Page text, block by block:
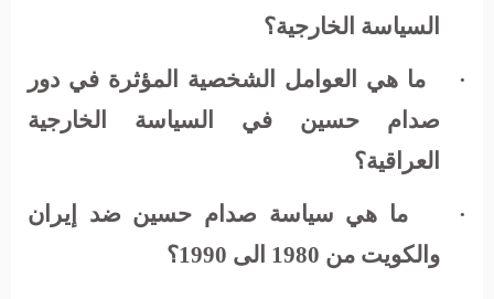
السياسة الخارجية؟
·
ما هي العوامل الشخصية المؤثرة في دور
صدام حسين في السياسة الخارجية
العراقية؟
·
ما هي سياسة صدام حسين ضد إيران
والكويت من 1980 الى 1990؟